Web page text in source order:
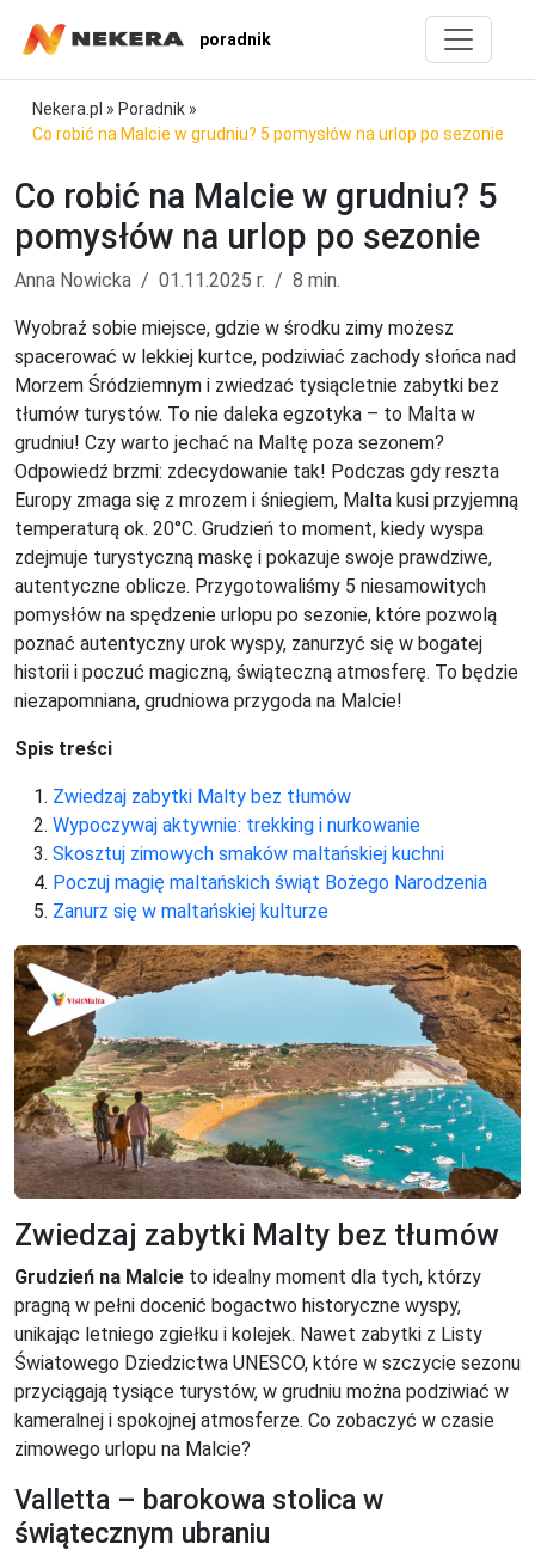
poradnik
Nekera.pl » Poradnik »
Co robić na Malcie w grudniu? 5 pomysłów na urlop po sezonie
Co robić na Malcie w grudniu? 5
pomysłów na urlop po sezonie
Anna Nowicka 01.11.2025 r. 8 min.
Wyobraź sobie miejsce, gdzie w środku zimy możesz
spacerować w lekkiej kurtce, podziwiać zachody słońca nad
Morzem Śródziemnym i zwiedzać tysiącletnie zabytki bez
tłumów turystów. To nie daleka egzotyka – to Malta w
grudniu! Czy warto jechać na Maltę poza sezonem?
Odpowiedź brzmi: zdecydowanie tak! Podczas gdy reszta
Europy zmaga się z mrozem i śniegiem, Malta kusi przyjemną
temperaturą ok. 20°C. Grudzień to moment, kiedy wyspa
zdejmuje turystyczną maskę i pokazuje swoje prawdziwe,
autentyczne oblicze. Przygotowaliśmy 5 niesamowitych
pomysłów na spędzenie urlopu po sezonie, które pozwolą
poznać autentyczny urok wyspy, zanurzyć się w bogatej
historii i poczuć magiczną, świąteczną atmosferę. To będzie
niezapomniana, grudniowa przygoda na Malcie!
Spis treści
Zwiedzaj zabytki Malty bez tłumów
Wypoczywaj aktywnie: trekking i nurkowanie
Skosztuj zimowych smaków maltańskiej kuchni
Poczuj magię maltańskich świąt Bożego Narodzenia
Zanurz się w maltańskiej kulturze
Zwiedzaj zabytki Malty bez tłumów
Grudzień na Malcie to idealny moment dla tych, którzy
pragną w pełni docenić bogactwo historyczne wyspy,
unikając letniego zgiełku i kolejek. Nawet zabytki z Listy
Światowego Dziedzictwa UNESCO, które w szczycie sezonu
przyciągają tysiące turystów, w grudniu można podziwiać w
kameralnej i spokojnej atmosferze. Co zobaczyć w czasie
zimowego urlopu na Malcie?
Valletta – barokowa stolica w
świątecznym ubraniu